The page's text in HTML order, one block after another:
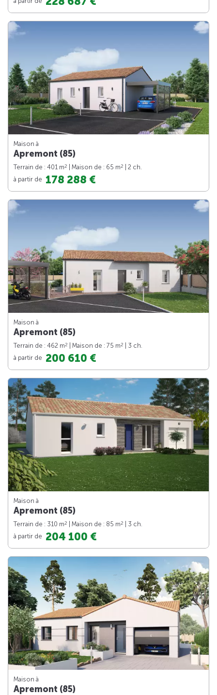
Maison à
Apremont (85)
Terrain de : 401 m2 | Maison de : 65 m2
| 2 ch.
à partir de 178 288 €
Maison à
Apremont (85)
Terrain de : 462 m2 | Maison de : 75 m2
| 3 ch.
à partir de 200 610 €
Maison à
Apremont (85)
Terrain de : 310 m2 | Maison de : 85 m2
| 3 ch.
à partir de 204 100 €
Maison à
Apremont (85)